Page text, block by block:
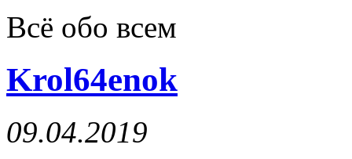
Всё обо всем
Krol64enok
09.04.2019